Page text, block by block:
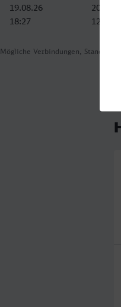
Mögliche Verbindungen, Stand:
19.08.26
18:27
20.08.26
12:24